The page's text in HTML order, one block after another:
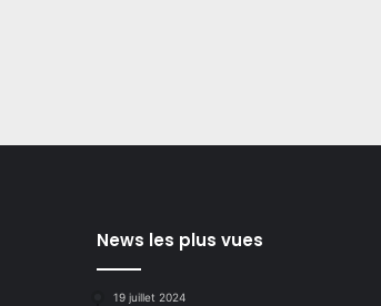
News les plus vues
19 juillet 2024